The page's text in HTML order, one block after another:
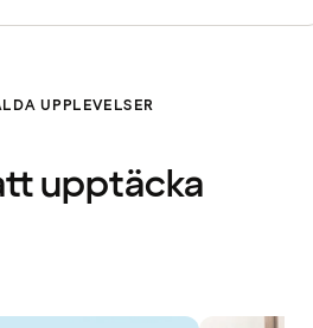
UPPLEVELSER
upptäcka